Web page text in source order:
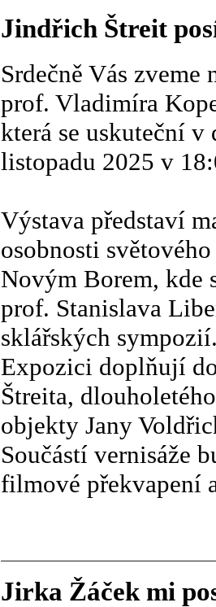
Jindřich Štreit
Srdečně Vás
prof. Vladimíra
která se uskuteční v
listopadu 2025 v
Výstava představí
osobnosti
Novým Borem, kde
prof. Stanislava
sklářských
Expozici doplňují
Štreita,
objekty Jany
Součástí vernisáže
filmové překvapení
Jirka Žáček mi